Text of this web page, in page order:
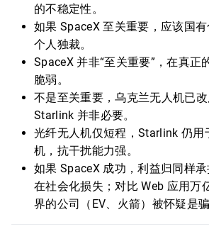
的不稳定性。
如果 SpaceX 至关重要，应该国
个人独裁。
SpaceX 并非“至关重要”，在真正
脆弱。
不是至关重要，乌克兰无人机已改
Starlink 并非必要。
光纤无人机仅短程，Starlink 仍用
机，抗干扰能力强。
如果 SpaceX 成功，利益归同样
在社会化损失；对比 Web 应用万
界的公司（EV、火箭）被怀疑是骗